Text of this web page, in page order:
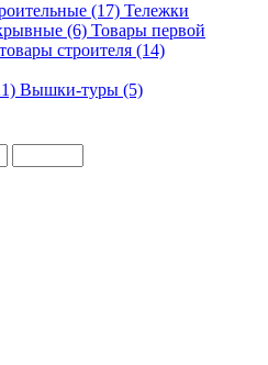
(17) Тележки
(6) Товары первой
строителя (14)
Вышки-туры (5)